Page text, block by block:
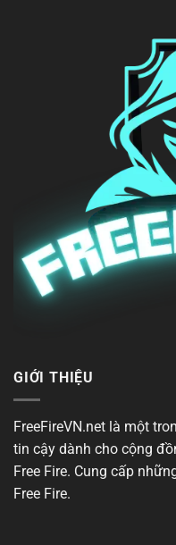
GIỚI THIỆU
FreeFireVN.net là một
tin cậy dành cho cộng
Free Fire. Cung cấp
Free Fire.